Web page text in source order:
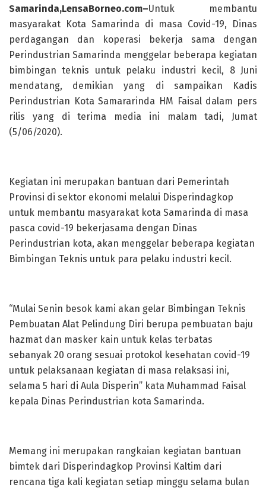
Samarinda,LensaBorneo.com–Untuk membantu
masyarakat Kota Samarinda di masa Covid-19, Dinas
perdagangan dan koperasi bekerja sama dengan
Perindustrian Samarinda menggelar beberapa kegiatan
bimbingan teknis untuk pelaku industri kecil, 8 Juni
mendatang, demikian yang di sampaikan Kadis
Perindustrian Kota Samararinda HM Faisal dalam pers
rilis yang di terima media ini malam tadi, Jumat
(5/06/2020).
Kegiatan ini merupakan bantuan dari Pemerintah
Provinsi di sektor ekonomi melalui Disperindagkop
untuk membantu masyarakat kota Samarinda di masa
pasca covid-19 bekerjasama dengan Dinas
Perindustrian kota, akan menggelar beberapa kegiatan
Bimbingan Teknis untuk para pelaku industri kecil.
“Mulai Senin besok kami akan gelar Bimbingan Teknis
Pembuatan Alat Pelindung Diri berupa pembuatan baju
hazmat dan masker kain untuk kelas terbatas
sebanyak 20 orang sesuai protokol kesehatan covid-19
untuk pelaksanaan kegiatan di masa relaksasi ini,
selama 5 hari di Aula Disperin” kata Muhammad Faisal
kepala Dinas Perindustrian kota Samarinda.
Memang ini merupakan rangkaian kegiatan bantuan
bimtek dari Disperindagkop Provinsi Kaltim dari
rencana tiga kali kegiatan setiap minggu selama bulan